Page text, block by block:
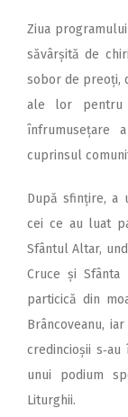
Ziua
săvârșită de
sobor de preoți,
ale lor pentru
înfrumusețare
cuprinsul
După sfințire, a
cei ce au luat
Sfântul Altar,
Cruce și
particică din
Brâncoveanu,
credincioșii
unui podium
Liturghii.